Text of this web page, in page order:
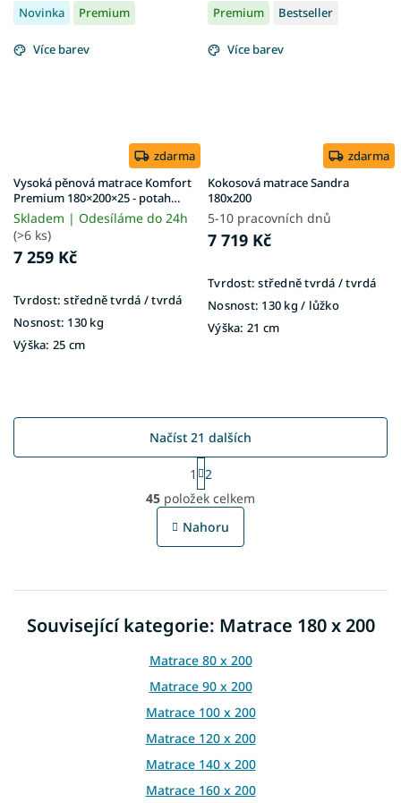
Novinka Premium
Více barev
zdarma
Vysoká pěnová matrace Komfort
Premium 180×200×25 - potah
Exclusive Premium
Skladem | Odesíláme do 24h
(>6 ks)
7 259 Kč
Tvrdost: středně tvrdá / tvrdá
Nosnost: 130 kg
Výška: 25 cm
Premium Bestseller
Více barev
zdarma
Kokosová matrace Sandra
180x200
5-10 pracovních dnů
7 719 Kč
Tvrdost: středně tvrdá / tvrdá
Nosnost: 130 kg / lůžko
Výška: 21 cm
O
v
l
c
p
v
y
v
p
i
s
u
Načíst 21 dalších
S
t
r
á
n
á
1
2
45 položek celkem
Nahoru
Související kategorie: Matrace 180 x 200
Matrace 80 x 200
Matrace 90 x 200
Matrace 100 x 200
Matrace 120 x 200
Matrace 140 x 200
Matrace 160 x 200